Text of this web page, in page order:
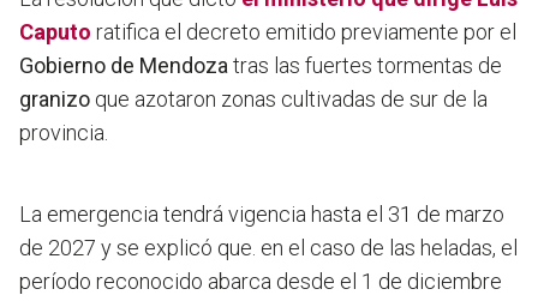
Caputo ratifica el decreto emitido previamente por el
Gobierno de Mendoza tras las fuertes tormentas de
granizo que azotaron zonas cultivadas de sur de la
provincia.
La emergencia tendrá vigencia hasta el 31 de marzo
de 2027 y se explicó que. en el caso de las heladas, el
período reconocido abarca desde el 1 de diciembre